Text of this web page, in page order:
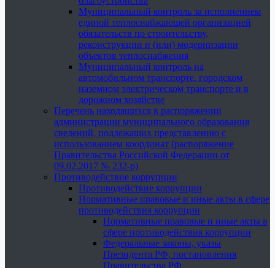
Муниципальный контроль за исполнением
единой теплоснабжающей организацией
обязательств по строительству,
реконструкции и (или) модернизации
объектов теплоснабжения
Муниципальный контроль на
автомобильном транспорте, городском
наземном электрическом транспорте и в
дорожном хозяйстве
Перечень находящихся в распоряжении
администрации муниципального образования
сведений, подлежащих представлению с
использованием координат (распоряжение
Правительства Российской Федерации от
09.02.2017 № 232-р)
Противодействие коррупции
Противодействие коррупции
Нормативные правовые и иные акты в сфере
противодействия коррупции
Нормативные правовые и иные акты в
сфере противодействия коррупции
Федеральные законы, указы
Президента РФ, постановления
Правительства РФ